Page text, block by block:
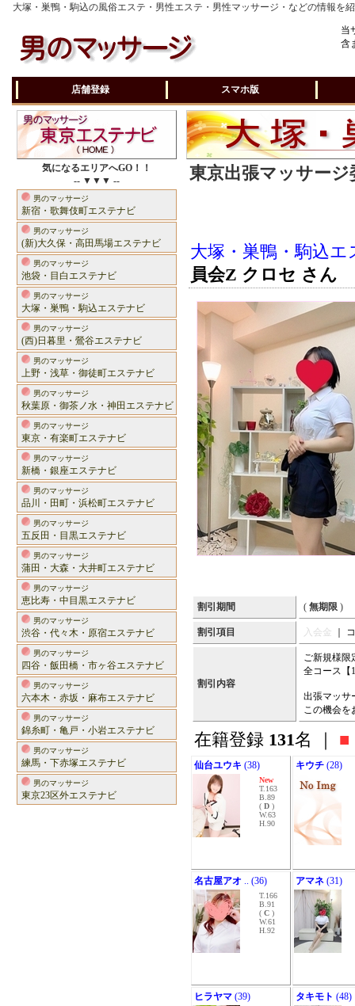
大塚・巣鴨・駒込の風俗エステ・男性エステ・男性マッサージ・などの情報を
当
含
店舗登録 スマホ版
気になるエリアへGO！！
-- ▼▼▼ --
男のマッサージ
新宿・歌舞伎町エステナビ
男のマッサージ
(新)大久保・高田馬場エステナビ
男のマッサージ
池袋・目白エステナビ
男のマッサージ
大塚・巣鴨・駒込エステナビ
男のマッサージ
(西)日暮里・鶯谷エステナビ
男のマッサージ
上野・浅草・御徒町エステナビ
男のマッサージ
秋葉原・御茶ノ水・神田エステナビ
男のマッサージ
東京・有楽町エステナビ
男のマッサージ
新橋・銀座エステナビ
男のマッサージ
品川・田町・浜松町エステナビ
男のマッサージ
五反田・目黒エステナビ
男のマッサージ
蒲田・大森・大井町エステナビ
男のマッサージ
恵比寿・中目黒エステナビ
男のマッサージ
渋谷・代々木・原宿エステナビ
男のマッサージ
四谷・飯田橋・市ヶ谷エステナビ
男のマッサージ
六本木・赤坂・麻布エステナビ
男のマッサージ
錦糸町・亀戸・小岩エステナビ
男のマッサージ
練馬・下赤塚エステナビ
男のマッサージ
東京23区外エステナビ
東京出張マッサー
大塚・巣鴨・駒込
員会Z クロセ さん
割引期間 ( 無期限 )
割引項目 入会金 ｜
割引内容
ご新規様限
全コース【
出張マッサ
この機会を
在籍登録 131名 ｜ ■
仙台ユウキ (38)
New
T.163
B.89
( D )
W.63
H.90
キウチ (28)
名古屋アオ .. (36)
T.166
B.91
( C )
W.61
H.92
アマネ (31)
ヒラヤマ (39) タキモト (48)